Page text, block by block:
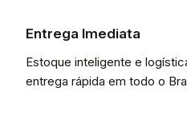
Entrega Imediata
Estoque inteligente e
entrega rápida em todo o